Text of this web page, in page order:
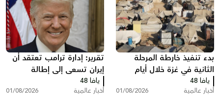
بدء تنفيذ خارطة المرحلة
الثانية في غزة خلال أيام
يافا 48
أخبار عالمية 01/08/2026
تقرير: إدارة ترامب تعتقد أن
إيران تسعى إلى إطالة
المفاوضات ودول خليجية
تدعو إلى تصعيد أمريكي
يافا 48
أخبار عالمية 01/08/2026